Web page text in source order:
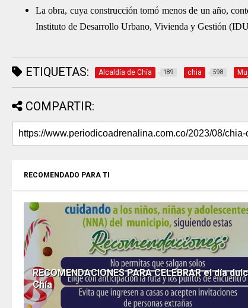
La obra, cuya construcción tomó menos de un año,
Instituto de Desarrollo Urbano, Vivienda y Gestión
ETIQUETAS: Alcaldía de Chía 189 chia 598
COMPARTIR:
RECOMENDADO PARA TI
RECOMENDACIONES PARA CELEBRAR el día
Chía